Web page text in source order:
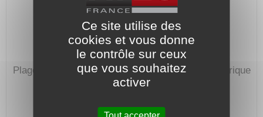
Plage de débit : 0,5 à 4,5 m³/h.Hauteur manométrique
max. : 55 m.
Code article :233544
Ce site utilise des
cookies et vous donne
le contrôle sur ceux
que vous souhaitez
activer